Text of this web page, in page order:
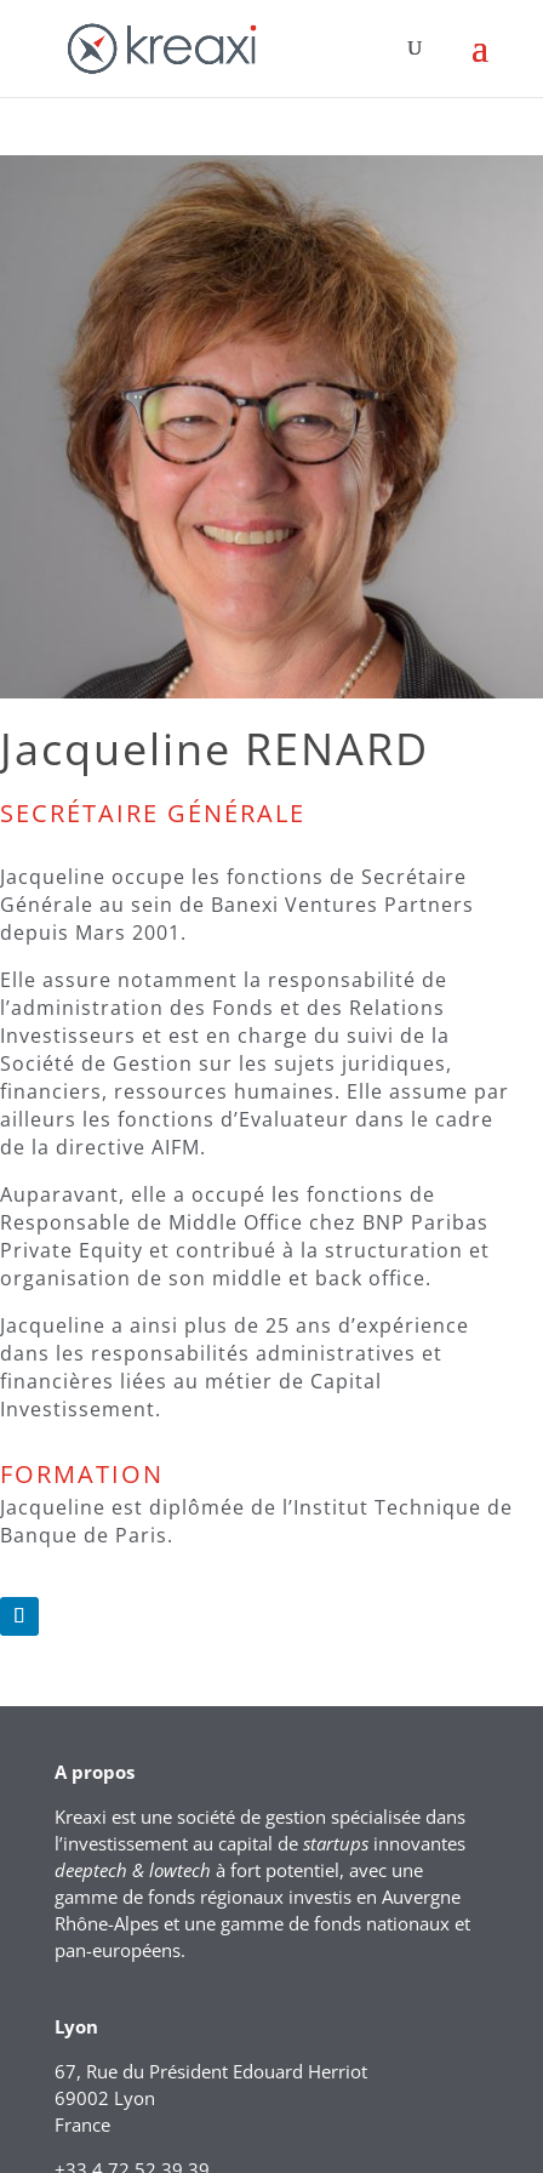
Jacqueline RENARD
SECRÉTAIRE GÉNÉRALE
Jacqueline occupe les fonctions de Secrétaire
Générale au sein de Banexi Ventures Partners
depuis Mars 2001.
Elle assure notamment la responsabilité de
l’administration des Fonds et des Relations
Investisseurs et est en charge du suivi de la
Société de Gestion sur les sujets juridiques,
financiers, ressources humaines. Elle assume par
ailleurs les fonctions d’Evaluateur dans le cadre
de la directive AIFM.
Auparavant, elle a occupé les fonctions de
Responsable de Middle Office chez BNP Paribas
Private Equity et contribué à la structuration et
organisation de son middle et back office.
Jacqueline a ainsi plus de 25 ans d’expérience
dans les responsabilités administratives et
financières liées au métier de Capital
Investissement.
FORMATION
Jacqueline est diplômée de l’Institut Technique de
Banque de Paris.
A propos
Kreaxi est une société de gestion spécialisée dans
l’investissement au capital de startupsinnovantes
deeptech & lowtech à fort potentiel, avec une
gamme de fonds régionaux investis en Auvergne
Rhône-Alpes et une gamme de fonds nationaux et
pan-européens.
Lyon
67, Rue du Président Edouard Herriot
69002 Lyon
France